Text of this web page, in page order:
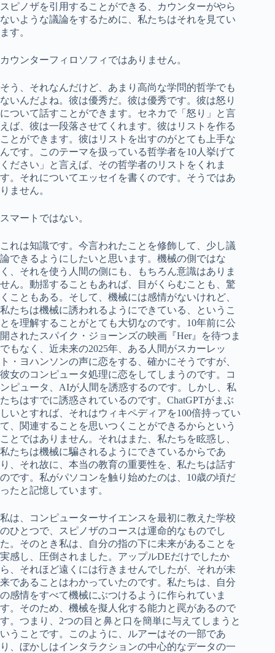
スピノザを引用することができる、カウンターがやら
ないような議論をするために、私たちはそれを見てい
ます。
カウンターフィロソフィではありません。
そう、それなんだけど、あまり高尚な学問的哲学でも
ないんだよね。彼は優秀だ。彼は優秀です。彼は怒り
について話すことができます。セネカで「怒り」と言
えば、彼は一段落させてくれます。彼はリストを作る
ことができます。彼はリストを出すのがとても上手な
んです。このテーマを扱っている哲学者を10人挙げて
ください」と言えば、その哲学者のリストをくれま
す。それについてエッセイを書くのです。そうではあ
りません。
スマートではない。
これは知識です。今言われたことを修飾して、少し議
論できるようにしたいと思います。機械の側ではな
く、それを使う人間の側にも、もちろん意識はありま
せん。動揺することもあれば、目がくらむことも、驚
くこともある。そして、機械には感情がないけれど、
私たちは機械に誘われるようにできている、というこ
とを理解することがとても大切なのです。10年前に公
開されたスパイク・ジョーンズの映画『Her』を待つま
でもなく、近未来の2025年、ある人間がスカーレッ
ト・ヨハンソンの声に恋をする、確かにそうですが、
彼女のコンピュータ処理に恋をしてしまうのです。コ
ンピュータ、AIが人間を誘惑するのです。しかし、私
たちはすでに誘惑されているのです。ChatGPTがまぶ
しいとすれば、それはウィキペディアを100倍持ってい
て、関連することを思いつくことができるからという
ことではありません。それはまた、私たちを眩惑し、
私たちは機械に騙されるようにできているからであ
り、それ故に、本当の教育の重要性を、私たちは話す
のです。私がパソコンを触り始めたのは、10歳の頃だ
ったと記憶しています。
私は、コンピューターサイエンスを最初に教えた学校
のひとつで、スピノザのコースは運命的なものでし
た。そのとき私は、自分の指の下に未来があることを
実感し、圧倒されました。アップルDEだけでしたか
ら、それほど遠くには行きませんでしたが、それが未
来であることはわかっていたのです。私たちは、自分
の感情をすべて機械にぶつけるように作られていま
す。そのため、機械を擬人化する能力と罠があるので
す。つまり、2つの目と鼻と口を簡単に与えてしまうと
いうことです。このように、ルアーはその一部であ
り、ぼかしはインタラクションの中心的なデータの一